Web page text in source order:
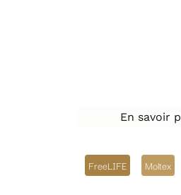
En savoir
FreeLIFE Moltex